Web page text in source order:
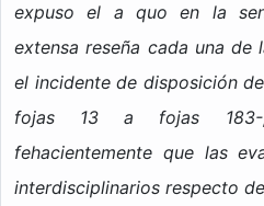
expuso el a quo en la
extensa reseña cada una de
el incidente de disposición
fojas 13 a fojas 183-
fehacientemente que las
interdisciplinarios respecto